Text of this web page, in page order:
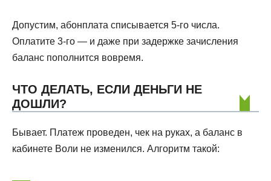
Допустим, абонплата списывается 5-го числа.
Оплатите 3-го — и даже при задержке зачисления
баланс пополнится вовремя.
ЧТО ДЕЛАТЬ, ЕСЛИ ДЕНЬГИ НЕ
ДОШЛИ?
Бывает. Платеж проведен, чек на руках, а баланс в
кабинете Воли не изменился. Алгоритм такой: